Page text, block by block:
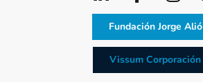
Fundación Jorge Alió
Vissum Corporación